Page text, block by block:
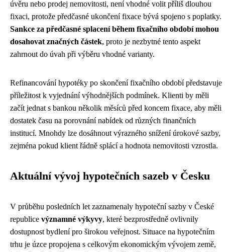
úvěru nebo prodej nemovitosti, není vhodné volit příliš dlouhou
fixaci, protože předčasné ukončení fixace bývá spojeno s poplatky.
Sankce za předčasné splacení během fixačního období mohou
dosahovat značných částek, proto je nezbytné tento aspekt
zahrnout do úvah při výběru vhodné varianty.
Refinancování hypotéky po skončení fixačního období představuje
příležitost k vyjednání výhodnějších podmínek. Klienti by měli
začít jednat s bankou několik měsíců před koncem fixace, aby měli
dostatek času na porovnání nabídek od různých finančních
institucí. Mnohdy lze dosáhnout výrazného snížení úrokové sazby,
zejména pokud klient řádně splácí a hodnota nemovitosti vzrostla.
Aktuální vývoj hypotečních sazeb v Česku
V průběhu posledních let zaznamenaly hypoteční sazby v České
republice významné výkyvy, které bezprostředně ovlivnily
dostupnost bydlení pro širokou veřejnost. Situace na hypotečním
trhu je úzce propojena s celkovým ekonomickým vývojem země,